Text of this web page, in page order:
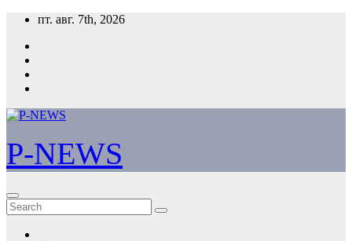
Skip
content
пт. авг. 7th, 2026
P-NEWS